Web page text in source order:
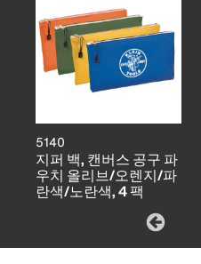
5140
지퍼 백, 캔버스 공구 파
우치 올리브/오렌지/파
란색/노란색, 4 팩